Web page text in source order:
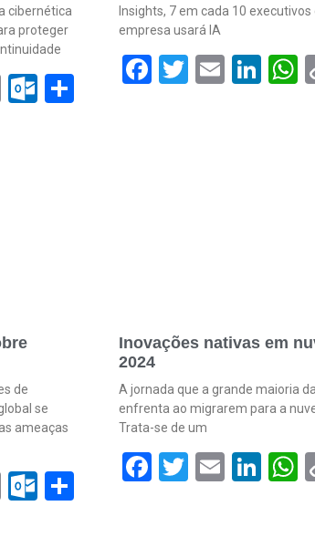
cibernética
proteger
CopyOutlook.com
Share
Insights, 7 em cada 10
empresa usará IA
Facebook
Twitter
Email
de
se
ameaças
CopyOutlook.com
Share
Inovações nativas em
2024
A jornada que a grande maioria
enfrenta ao migrarem para a
Trata-se de um
Facebook
Twitter
Email